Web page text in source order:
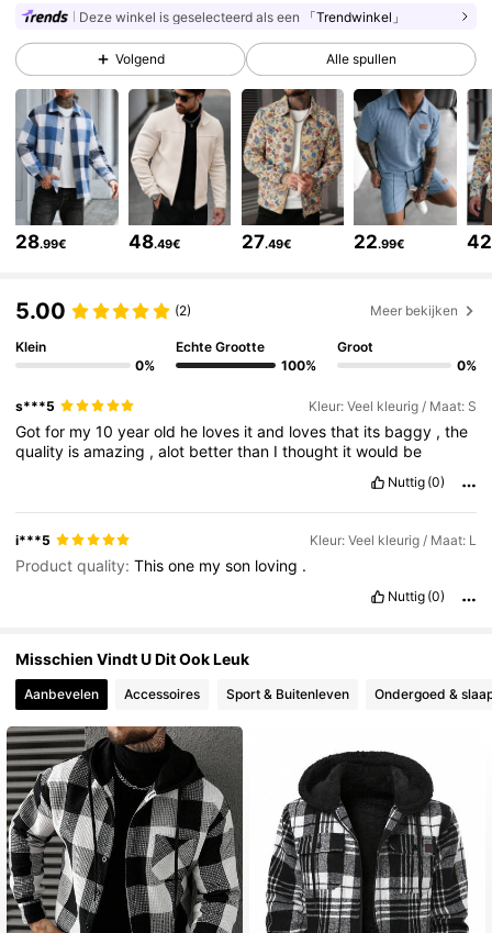
169K Volgers
4.82 169K Volgers
169K Volgers
4.82
4.82
Deze winkel is geselecteerd als een 「Trendwinkel」
Volgend Alle spullen
28.99€ 48.49€ 27.49€ 22.99€ 42
5.00 (2) Meer bekijken
Klein
0%
Echte Grootte
100%
Groot
0%
s***5 Kleur: Veel kleurig / Maat: S
Gotfor my10yearold he loves itand lovesthat its baggy ,the
quality isamazing ,alot betterthan Ithought itwould be
Nuttig (0)
i***5 Kleur: Veel kleurig / Maat: L
Product quality:Thisone myson loving .
Nuttig (0)
Misschien Vindt U Dit Ook Leuk
Aanbevelen Accessoires Sport & Buitenleven Ondergoed &